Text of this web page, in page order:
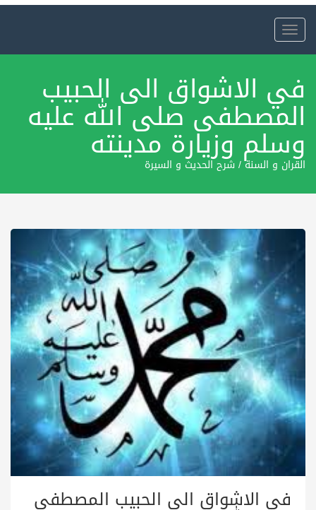
Toggle
navigation
في الاشواق الى الحبيب
المصطفى صلى الله عليه
وسلم وزيارة مدينته
القران و السنة/ شرح الحديث و السيرة
في الاشواق الى الحبيب المصطفى